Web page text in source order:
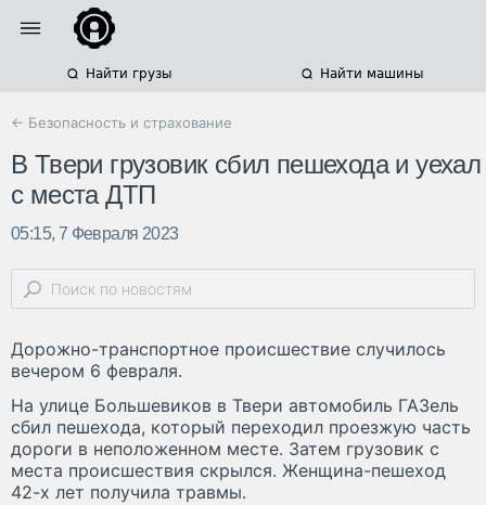
Найти грузы Найти машины
← Безопасность и страхование
В Твери грузовик сбил пешехода и уехал
с места ДТП
05:15, 7 Февраля 2023
Дорожно-транспортное происшествие случилось
вечером 6 февраля.
На улице Большевиков в Твери автомобиль ГАЗель
сбил пешехода, который переходил проезжую часть
дороги в неположенном месте. Затем грузовик с
места происшествия скрылся. Женщина-пешеход
42-х лет получила травмы.